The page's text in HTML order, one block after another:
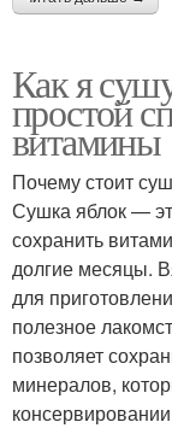
Как я
простой
витамины
Почему стоит
Сушка яблок —
сохранить
долгие месяцы.
для
полезное
позволяет
минералов,